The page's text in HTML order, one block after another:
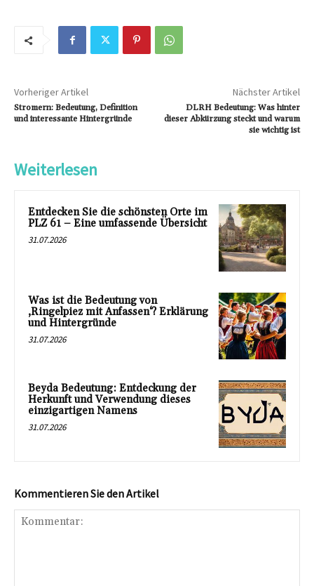
Vorheriger Artikel
Stromern: Bedeutung, Definition
und interessante Hintergründe
Nächster Artikel
DLRH Bedeutung: Was hinter
dieser Abkürzung steckt und warum
sie wichtig ist
Weiterlesen
Entdecken Sie die schönsten Orte im
PLZ 61 – Eine umfassende Übersicht
31.07.2026
Was ist die Bedeutung von
‚Ringelpiez mit Anfassen‘? Erklärung
und Hintergründe
31.07.2026
Beyda Bedeutung: Entdeckung der
Herkunft und Verwendung dieses
einzigartigen Namens
31.07.2026
Kommentieren Sie den Artikel